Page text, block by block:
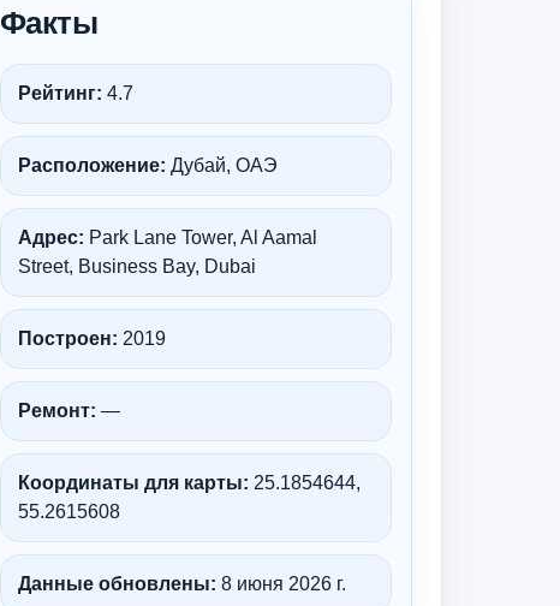
Факты
Рейтинг: 4.7
Расположение: Дубай, ОАЭ
Адрес: Park Lane Tower, Al Aamal
Street, Business Bay, Dubai
Построен: 2019
Ремонт: —
Координаты для карты: 25.1854644,
55.2615608
Данные обновлены: 8 июня 2026 г.